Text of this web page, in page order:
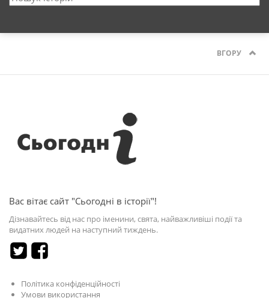
ВГОРУ
Вас вітає сайт "Сьогодні в історії"!
Дізнавайтесь від нас про іменини, свята, найважливіші події та
видатних людей на наступний тиждень.
Політика конфіденційності
Умови використання